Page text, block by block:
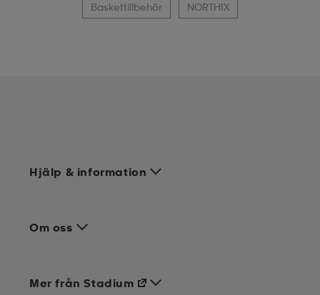
Baskettillbehör NORTHIX
Hjälp & information
Om oss
Mer från Stadium